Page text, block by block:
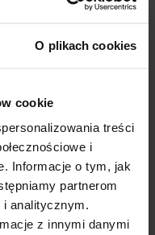
O plikach cookies
cookie
treści
i
Informacje o tym, jak
partnerom
i analitycznym.
z innymi danymi